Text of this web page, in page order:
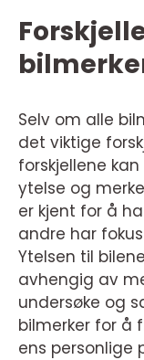
Selv om alle
det viktige
forskjellene
ytelse og
er kjent for å
andre har
Ytelsen til
avhengig av
undersøke og
bilmerker for å
ens personlige